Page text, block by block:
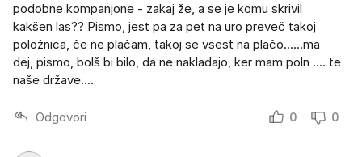
podobne kompanjone - zakaj že, a se je komu skrivil
kakšen las?? Pismo, jest pa za pet na uro preveč takoj
položnica, če ne plačam, takoj se vsest na plačo......ma
dej, pismo, bolš bi bilo, da ne nakladajo, ker mam poln .... te
naše države....
Odgovori 0 0